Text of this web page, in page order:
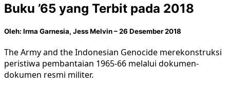
Buku ’65 yang Terbit pada 2018
Oleh: Irma Garnesia, Jess Melvin – 26 Desember 2018
The Army and the Indonesian Genocide merekonstruksi
peristiwa pembantaian 1965-66 melalui dokumen-
dokumen resmi militer.